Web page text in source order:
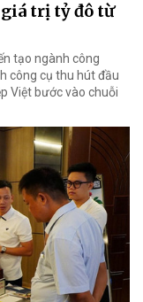
trị tỷ đô từ
tạo ngành công
công cụ thu hút đầu
Việt bước vào chuỗi